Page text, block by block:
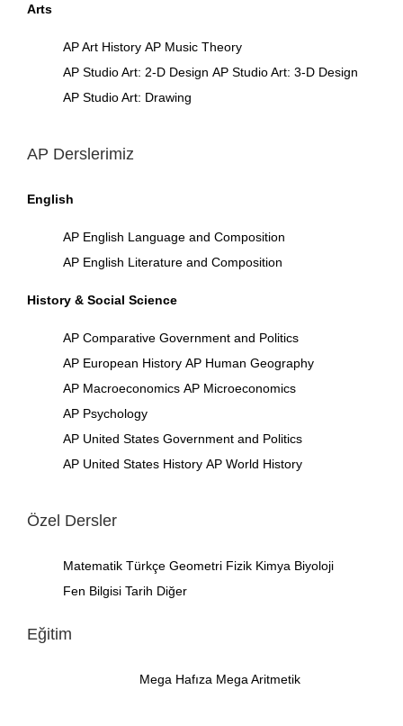
Arts
AP Art History AP Music Theory
AP Studio Art: 2-D Design AP Studio Art: 3-D Design
AP Studio Art: Drawing
AP Derslerimiz
English
AP English Language and Composition
AP English Literature and Composition
History & Social Science
AP Comparative Government and Politics
AP European History AP Human Geography
AP Macroeconomics AP Microeconomics
AP Psychology
AP United States Government and Politics
AP United States History AP World History
Özel Dersler
Matematik Türkçe Geometri Fizik Kimya Biyoloji
Fen Bilgisi Tarih Diğer
Eğitim
Mega Hafıza Mega Aritmetik